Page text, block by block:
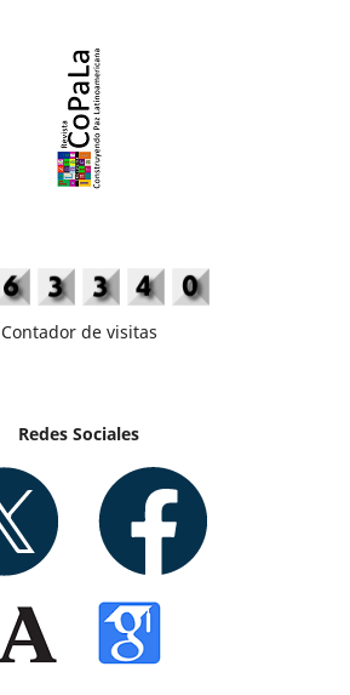
Contador de visitas
Redes Sociales